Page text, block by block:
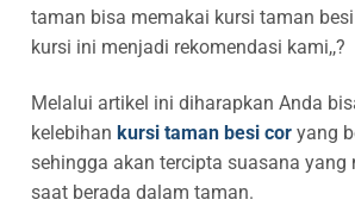
taman bisa memakai kursi taman
kursi ini menjadi rekomendasi kami,,?
Melalui artikel ini diharapkan Anda
kelebihan kursi taman besi cor yang
sehingga akan tercipta suasana yang
saat berada dalam taman.